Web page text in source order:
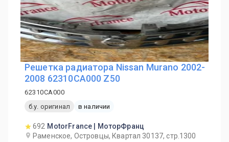
Решетка радиатора Nissan Murano 2002-
2008 62310CA000 Z50
62310CA000
б.у. оригинал
в наличии
692 MotorFrance | МоторФранц
Раменское, Островцы, Квартал 30137, стр.1300